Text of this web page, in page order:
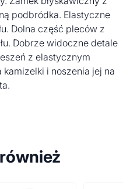
podbródka. Elastyczne
Dolna część pleców z
Dobrze widoczne detale
z elastycznym
i noszenia jej na